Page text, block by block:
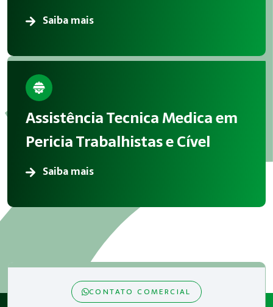
Saiba mais
Assistência Tecnica Medica em
Pericia Trabalhistas e Cível
Saiba mais
CONTATO COMERCIAL